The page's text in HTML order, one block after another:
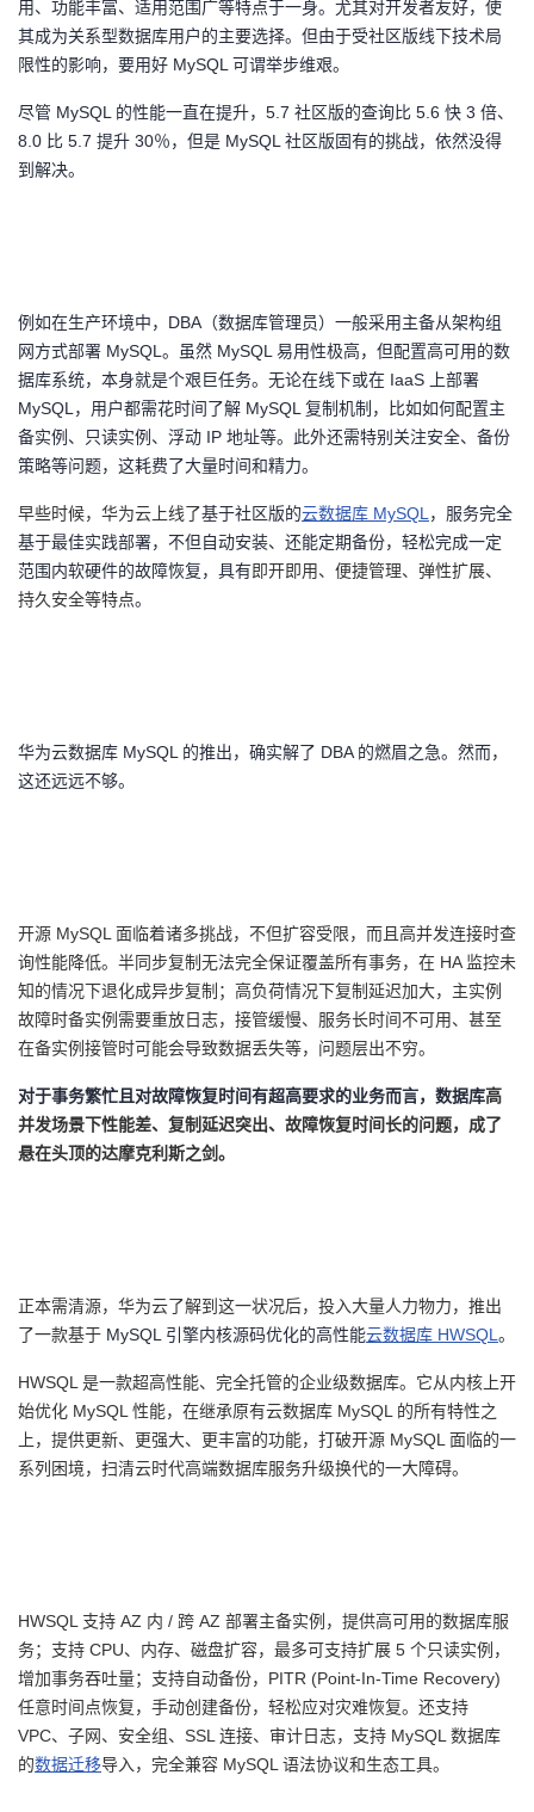
子
直
播
的
活
动
我
的
关
的
课
程
我
的
认
证
我
的
实
我
的
术
支
持
云
声
建
用、功能丰富、适用范围广等特点于一身。尤其对开发者友好，使
其成为关系型数据库用户的主要选择。但由于受社区版线下技术局
限性的影响，要用好 MySQL 可谓举步维艰。
尽管 MySQL 的性能一直在提升，5.7 社区版的查询比 5.6 快 3 倍、
8.0 比 5.7 提升 30％，但是 MySQL 社区版固有的挑战，依然没得
到解决。
例如在生产环境中， DBA（数据库管理员）一般采用主备从架构组
网方式部署 MySQL。虽然 MySQL 易用性极高，但配置高可用的数
据库系统，本身就是个艰巨任务。无论在线下或在 IaaS 上部署
MySQL，用户都需花时间了解 MySQL 复制机制，比如如何配置主
备实例、只读实例、浮动 IP 地址等。此外还需特别关注安全、备份
策略等问题，这耗费了大量时间和精力。
早些时候，华为云上线了基于社区版的云数据库 MySQL ，服务完全
基于最佳实践部署，不但自动安装、还能定期备份，轻松完成一定
范围内软硬件的故障恢复，具有即开即用、便捷管理、弹性扩展、
持久安全等特点。
华为云数据库 MySQL 的推出，确实解了 DBA 的燃眉之急。然而，
这还远远不够。
开源 MySQL 面临着诸多挑战，不但扩容受限，而且高并发连接时查
询性能降低。半同步复制无法完全保证覆盖所有事务，在 HA 监控未
知的情况下退化成异步复制；高负荷情况下复制延迟加大，主实例
故障时备实例需要重放日志，接管缓慢、服务长时间不可用、甚至
在备实例接管时可能会导致数据丢失等，问题层出不穷。
对于事务繁忙且对故障恢复时间有超高要求的业务而言，数据库高
并发场景下性能差、复制延迟突出、故障恢复时间长的问题，成了
悬在头顶的达摩克利斯之剑。
正本需清源，华为云了解到这一状况后，投入大量人力物力，推出
了一款基于 MySQL 引擎内核源码优化的高性能云数据库 HWSQL 。
HWSQL 是一款超高性能、完全托管的企业级数据库。它从内核上开
始优化 MySQL 性能，在继承原有云数据库 MySQL 的所有特性之
上，提供更新、更强大、更丰富的功能，打破开源 MySQL 面临的一
系列困境，扫清云时代高端数据库服务升级换代的一大障碍。
HWSQL 支持 AZ 内 / 跨 AZ 部署主备实例，提供高可用的数据库服
务；支持 CPU、内存、磁盘扩容，最多可支持扩展 5 个只读实例，
增加事务吞吐量；支持自动备份，PITR (Point-In-Time Recovery)
任意时间点恢复，手动创建备份，轻松应对灾难恢复。还支持
VPC、子网、安全组、SSL 连接、审计日志，支持 MySQL 数据库
的数据迁移导入，完全兼容 MySQL 语法协议和生态工具。